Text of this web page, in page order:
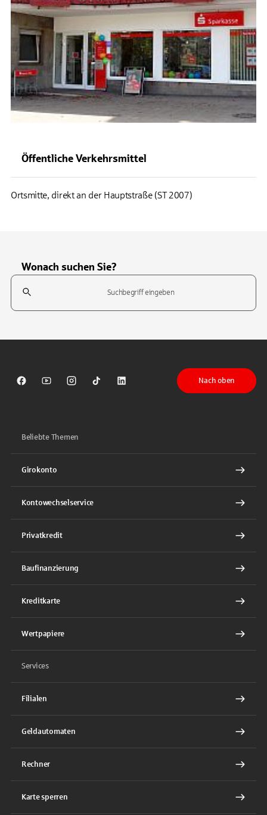
Öffentliche Verkehrsmittel
Ortsmitte, direkt an der Hauptstraße (ST 2007)
Wonach suchen Sie?
Suchfeld
Sparkasse auf Facebook
Sparkasse auf Youtube
Sparkasse auf Instagram
Sparkasse auf TikTok
Sparkasse auf LinkedIn
Nach oben
Beliebte Themen
Girokonto
Kontowechselservice
Privatkredit
Baufinanzierung
Kreditkarte
Wertpapiere
Services
Filialen
Geldautomaten
Rechner
Karte sperren